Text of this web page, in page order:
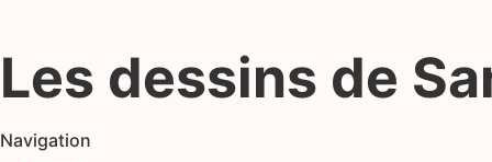
Les dessins de
Navigation